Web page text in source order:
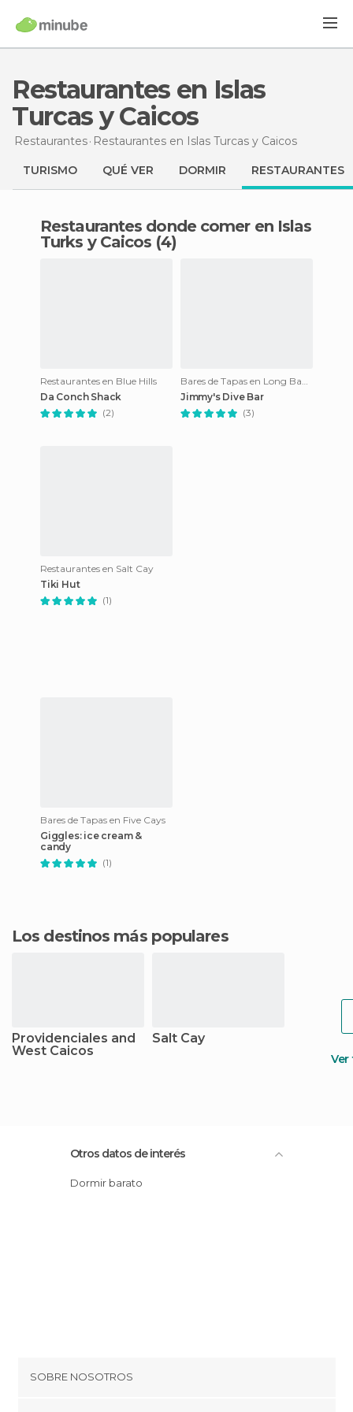
Restaurantes en Islas
Turcas y Caicos
Restaurantes Restaurantes en Islas Turcas y Caicos
TURISMO QUÉ VER DORMIR RESTAURANTES
Restaurantes donde comer en Islas
Turks y Caicos (4)
Restaurantes en Blue Hills
Da Conch Shack
(2)
Bares de Tapas en Long Bay Hill
Jimmy's Dive Bar
(3)
Restaurantes en Salt Cay
Tiki Hut
(1)
Bares de Tapas en Five Cays
Giggles: ice cream &
candy
(1)
Los destinos más populares
Providenciales and
West Caicos
Salt Cay
Otros datos de interés
Dormir barato
SOBRE NOSOTROS